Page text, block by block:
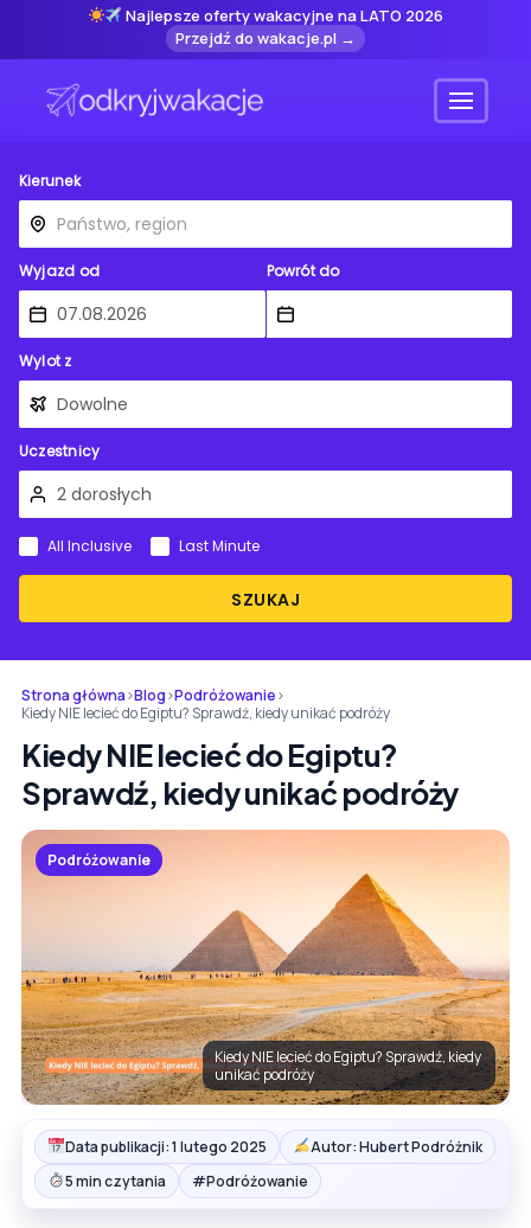
Najlepsze oferty wakacyjne na LATO 2026
Przejdź do wakacje.pl →
Menu
Kierunek
Wyjazd od Powrót do
Wylot z
Uczestnicy
SZUKAJ
All Inclusive Last Minute
Strona główna›Blog›Podróżowanie›
Kiedy NIE lecieć do Egiptu? Sprawdź, kiedy unikać podróży
Kiedy NIE lecieć do Egiptu?
Sprawdź, kiedy unikać podróży
Podróżowanie
Kiedy NIE lecieć do Egiptu? Sprawdź, kiedy
unikać podróży
Data publikacji: 1 lutego 2025
Autor: Hubert Podróżnik
5 min czytania
#Podróżowanie